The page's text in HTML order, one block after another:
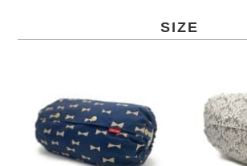
SIZE